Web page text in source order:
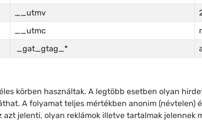
__utmv
__utmc
_gat_gtag_*
körben használtak. A legtöbb esetben olyan
A folyamat teljes mértékben anonim (névtelen)
jelenti, olyan reklámok illetve tartalmak jelennek